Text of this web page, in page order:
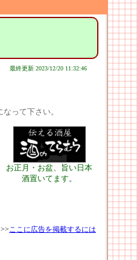
最終更新 2023/12/20 11:32:46
って下さい。
お正月・お盆、旨い日本
酒置いてます。
>>ここに広告を掲載するには